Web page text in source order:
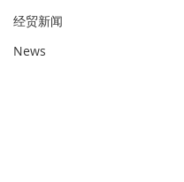
经贸新闻
News